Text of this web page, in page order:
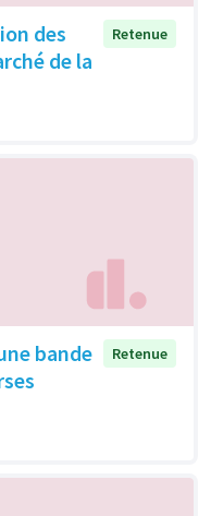
des
de la
Retenue
bande
Retenue